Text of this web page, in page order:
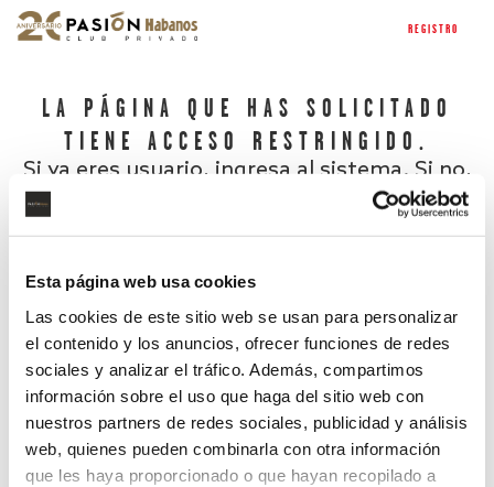
Esta página web usa cookies
Las cookies de este sitio web se usan para personalizar
el contenido y los anuncios, ofrecer funciones de redes
sociales y analizar el tráfico. Además, compartimos
información sobre el uso que haga del sitio web con
nuestros partners de redes sociales, publicidad y análisis
web, quienes pueden combinarla con otra información
que les haya proporcionado o que hayan recopilado a
REGISTRO
LA PÁGINA QUE HAS SOLICITADO
TIENE ACCESO RESTRINGIDO.
Si ya eres usuario, ingresa al sistema. Si no,
¿Has olvidado tu contraseña?